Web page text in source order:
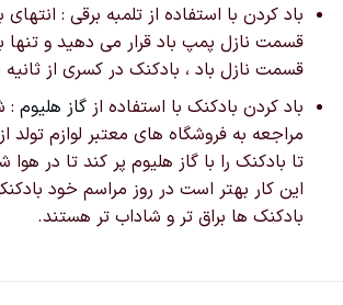
باد کردن با استفاده از تلمبه برقی : انتهای
قسمت نازل پمپ باد قرار می دهید و تنها
قسمت نازل باد ، بادکنک در کسری از ثانیه
باد کردن بادکنک با استفاده از گاز هلیوم:
مراجعه به فروشگاه های معتبر لوازم تولد
تا بادکنک را با گاز هلیوم پر کند تا در هوا
این کار بهتر است در روز مراسم خود
بادکنک ها براق تر و شاداب تر هستند.